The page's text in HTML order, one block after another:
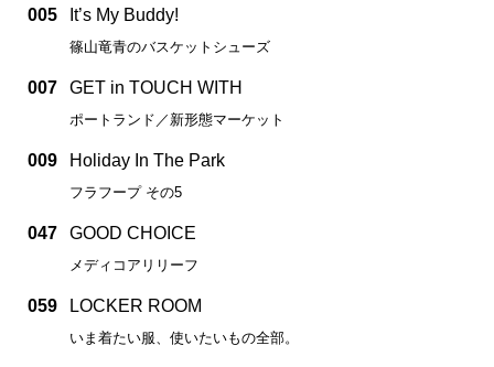
005
It’s My Buddy!
篠山竜青のバスケットシューズ
007 GET in TOUCH WITH
ポートランド／新形態マーケット
009 Holiday In The Park
フラフープ その5
047 GOOD CHOICE
メディコアリリーフ
059 LOCKER ROOM
いま着たい服、使いたいもの全部。